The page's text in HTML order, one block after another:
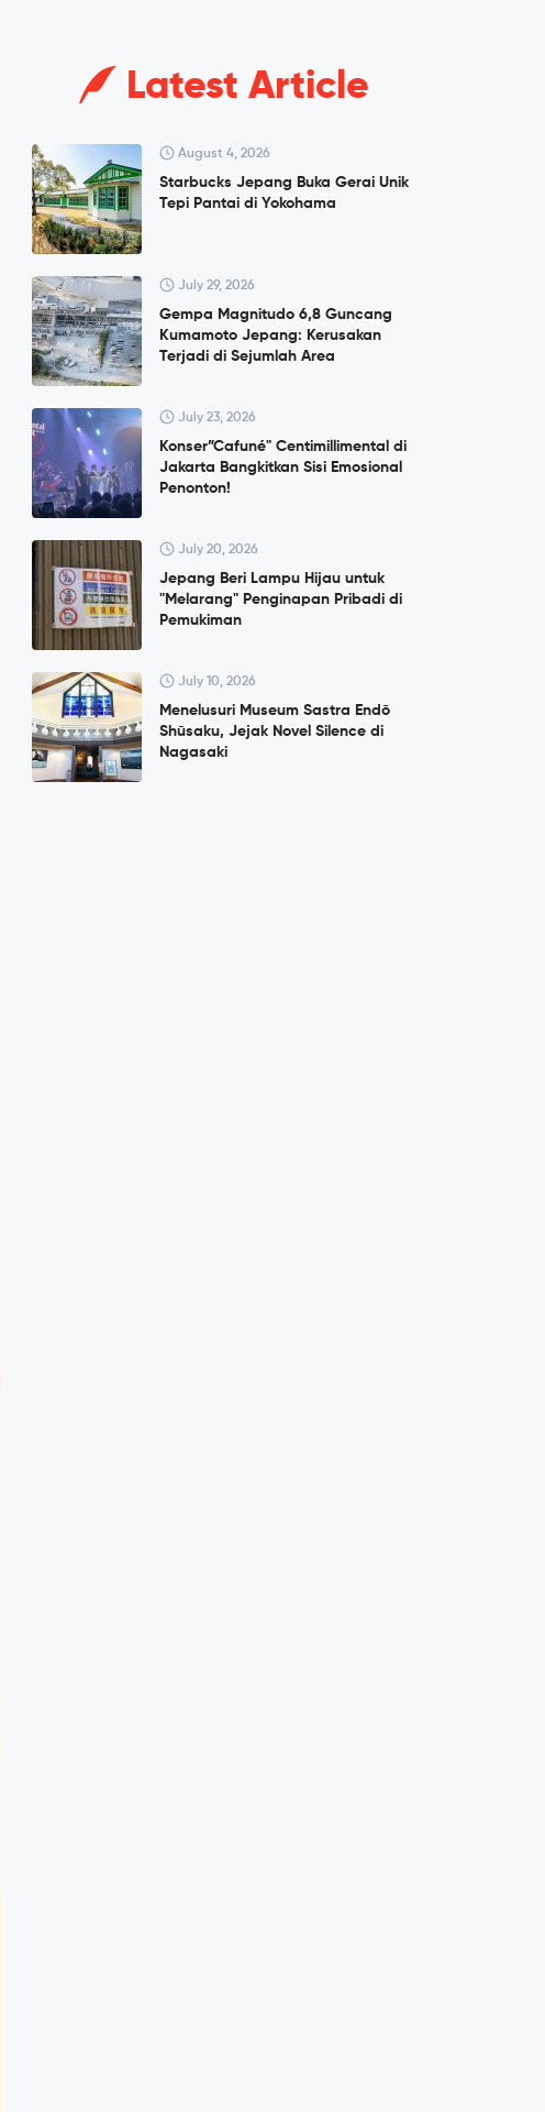
Latest Article
August 4, 2026
Starbucks Jepang Buka Gerai Unik
Tepi Pantai di Yokohama
July 29, 2026
Gempa Magnitudo 6,8 Guncang
Kumamoto Jepang: Kerusakan
Terjadi di Sejumlah Area
July 23, 2026
Konser”Cafuné" Centimillimental di
Jakarta Bangkitkan Sisi Emosional
Penonton!
July 20, 2026
Jepang Beri Lampu Hijau untuk
"Melarang" Penginapan Pribadi di
Pemukiman
July 10, 2026
Menelusuri Museum Sastra Endō
Shūsaku, Jejak Novel Silence di
Nagasaki